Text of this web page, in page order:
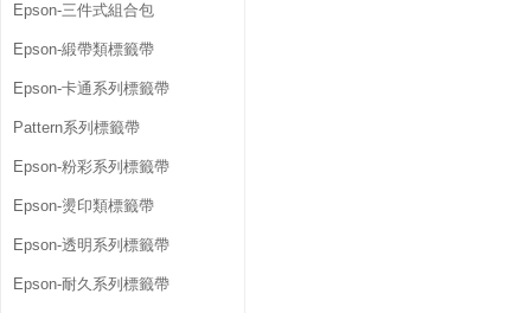
Epson-三件式組合包
Epson-緞帶類標籤帶
Epson-卡通系列標籤帶
Pattern系列標籤帶
Epson-粉彩系列標籤帶
Epson-燙印類標籤帶
Epson-透明系列標籤帶
Epson-耐久系列標籤帶